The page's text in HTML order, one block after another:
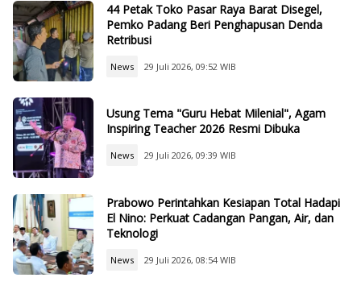
44 Petak Toko Pasar Raya Barat Disegel,
Pemko Padang Beri Penghapusan Denda
Retribusi
News 29 Juli 2026, 09:52 WIB
Usung Tema "Guru Hebat Milenial", Agam
Inspiring Teacher 2026 Resmi Dibuka
News 29 Juli 2026, 09:39 WIB
Prabowo Perintahkan Kesiapan Total Hadapi
El Nino: Perkuat Cadangan Pangan, Air, dan
Teknologi
News 29 Juli 2026, 08:54 WIB